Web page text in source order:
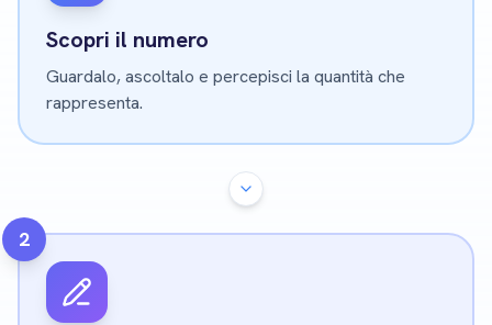
Scopri il numero
Guardalo, ascoltalo e percepisci la quantità che
rappresenta.
2